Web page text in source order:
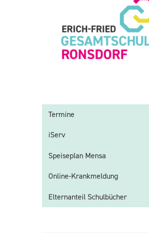
Termine
iServ
Speiseplan Mensa
Online-Krankmeldung
Elternanteil Schulbücher